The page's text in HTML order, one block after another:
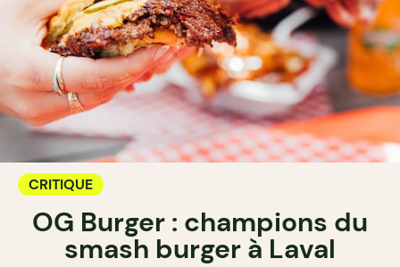
CRITIQUE
OG Burger : champions du
smash burger à Laval